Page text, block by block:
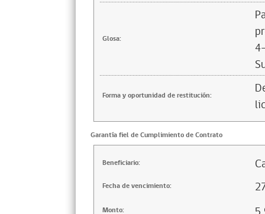
Glosa:
Forma y oportunidad de restitución:
Garantía fiel de Cumplimiento de Contrato
Beneficiario:
Fecha de vencimiento:
Monto: